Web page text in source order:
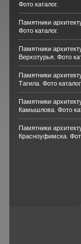
Фото каталог.
Памятники
Фото каталог.
Памятники
Верхотурья. Фото
Памятники
Тагила. Фото каталог.
Памятники
Камышлова. Фото
Памятники
Красноуфимска.